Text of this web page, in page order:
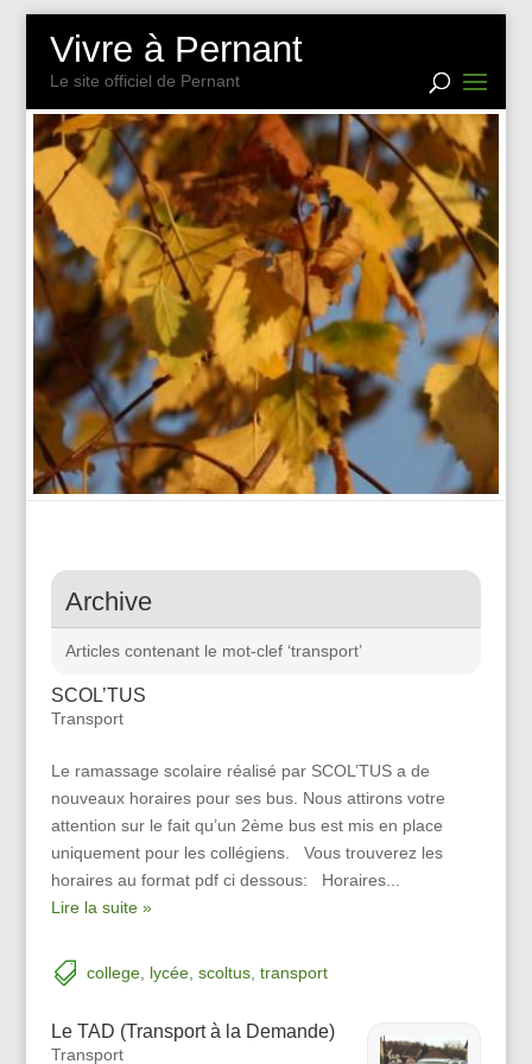
Vivre à Pernant
Le site officiel de Pernant
Archive
Articles contenant le mot-clef ‘transport’
SCOL’TUS
Transport
Le ramassage scolaire réalisé par SCOL’TUS a de
nouveaux horaires pour ses bus. Nous attirons votre
attention sur le fait qu’un 2ème bus est mis en place
uniquement pour les collégiens. Vous trouverez les
horaires au format pdf ci dessous: Horaires...
Lire la suite »
college, lycée, scoltus, transport
Le TAD (Transport à la Demande)
Transport